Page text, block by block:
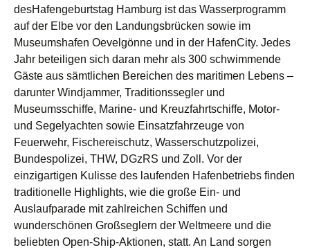
desHafengeburtstag Hamburg ist das Wasserprogramm
auf der Elbe vor den Landungsbrücken sowie im
Museumshafen Oevelgönne und in der HafenCity. Jedes
Jahr beteiligen sich daran mehr als 300 schwimmende
Gäste aus sämtlichen Bereichen des maritimen Lebens –
darunter Windjammer, Traditionssegler und
Museumsschiffe, Marine- und Kreuzfahrtschiffe, Motor-
und Segelyachten sowie Einsatzfahrzeuge von
Feuerwehr, Fischereischutz, Wasserschutzpolizei,
Bundespolizei, THW, DGzRS und Zoll. Vor der
einzigartigen Kulisse des laufenden Hafenbetriebs finden
traditionelle Highlights, wie die große Ein- und
Auslaufparade mit zahlreichen Schiffen und
wunderschönen Großseglern der Weltmeere und die
beliebten Open-Ship-Aktionen, statt. An Land sorgen